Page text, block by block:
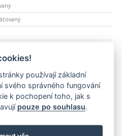
používají základní
svého správného fungování
k pochopení toho, jak s
pouze po souhlasu